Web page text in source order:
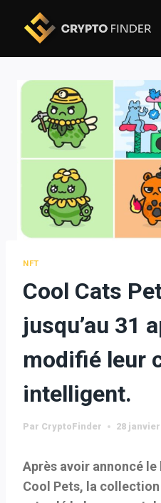
content
NFT
Cool Cats
jusqu’au 31
modifié leur
intelligent.
Par CryptoFinder 28 janvier
Après avoir annoncé
Cool Pets, la